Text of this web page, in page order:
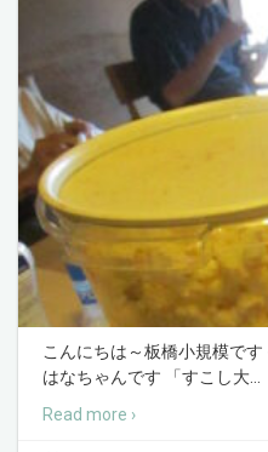
こんにちは～板橋小規模で
はなちゃんです 「すこし大
Read more ›